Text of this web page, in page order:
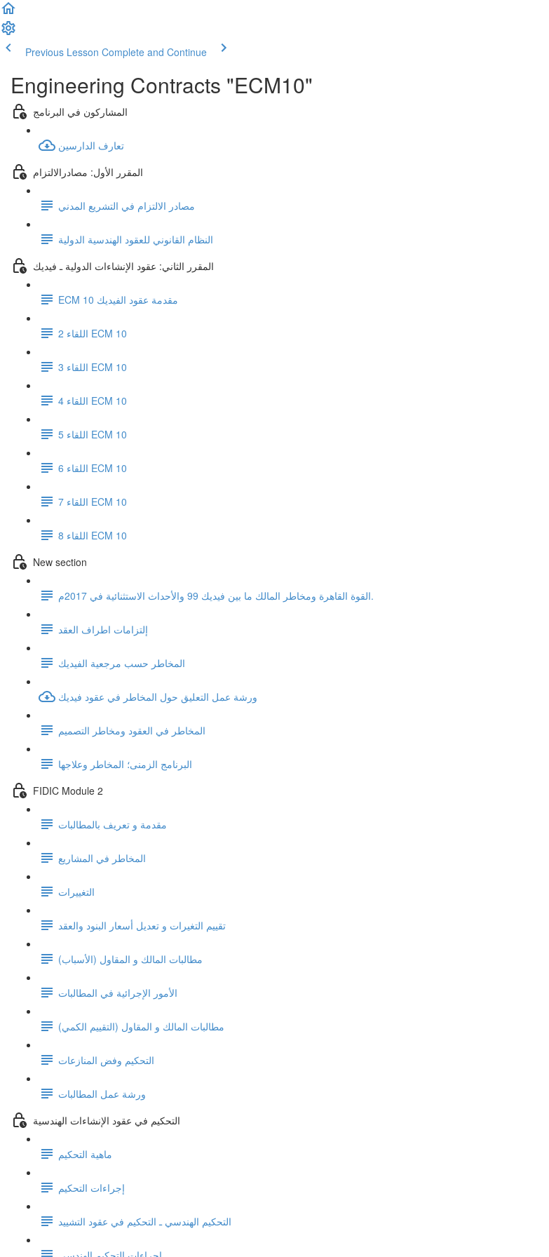
Previous Lesson Complete and Continue
Engineering Contracts "ECM10"
المشاركون في البرنامج
تعارف الدارسين
المقرر الأول: مصادرالالتزام
مصادر الالتزام في التشريع المدني
النظام القانوني للعقود الهندسية الدولية
المقرر الثاني: عقود الإنشاءات الدولية ـ فيديك
ECM 10 مقدمة عقود الفيديك
اللقاء 2 ECM 10
اللقاء 3 ECM 10
اللقاء 4 ECM 10
اللقاء 5 ECM 10
اللقاء 6 ECM 10
اللقاء 7 ECM 10
اللقاء 8 ECM 10
New section
القوة القاهرة ومخاطر المالك ما بين فيديك 99 والأحداث الاستثنائية في 2017م.
إلتزامات اطراف العقد
المخاطر حسب مرجعية الفيديك
ورشة عمل التعليق حول المخاطر في عقود فيديك
المخاطر في العقود ومخاطر التصميم
البرنامج الزمنى؛ المخاطر وعلاجها
FIDIC Module 2
مقدمة و تعريف بالمطالبات
المخاطر في المشاريع
التغييرات
تقييم التغيرات و تعديل أسعار البنود والعقد
مطالبات المالك و المقاول (الأسباب)
الأمور الإجرائية في المطالبات
مطالبات المالك و المقاول (التقييم الكمي)
التحكيم وفض المنازعات
ورشة عمل المطالبات
التحكيم في عقود الإنشاءات الهندسية
ماهية التحكيم
إجراءات التحكيم
التحكيم الهندسي ـ التحكيم في عقود التشييد